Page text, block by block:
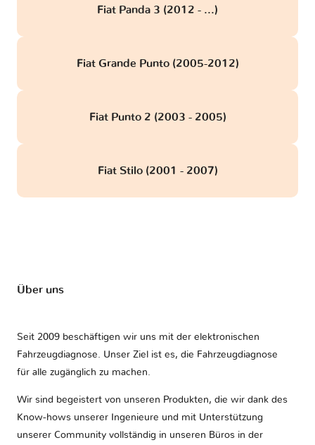
Fiat Panda 3 (2012 - ...)
Fiat Grande Punto (2005-2012)
Fiat Punto 2 (2003 - 2005)
Fiat Stilo (2001 - 2007)
Über uns
Seit 2009 beschäftigen wir uns mit der elektronischen
Fahrzeugdiagnose. Unser Ziel ist es, die Fahrzeugdiagnose
für alle zugänglich zu machen.
Wir sind begeistert von unseren Produkten, die wir dank des
Know-hows unserer Ingenieure und mit Unterstützung
unserer Community vollständig in unseren Büros in der